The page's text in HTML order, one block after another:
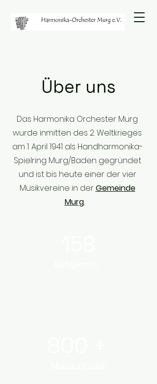
Über uns
Das Harmonika Orchester Murg
wurde inmitten des 2. Weltkrieges
am 1. April 1941 als Handharmonika-
Spielring Murg/Baden gegründet
und ist bis heute einer der vier
Musikvereine in derGemeinde
Murg.